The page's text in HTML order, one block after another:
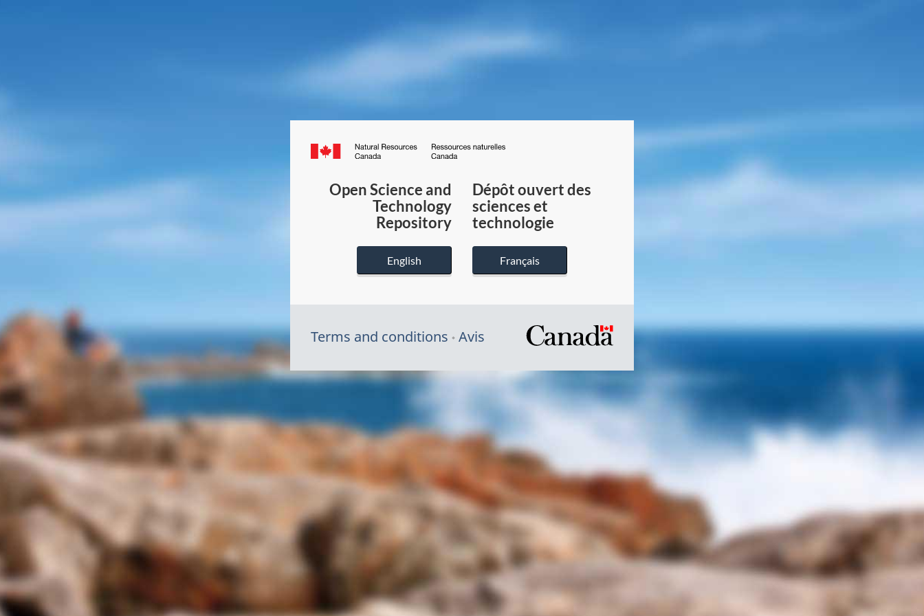
Canada.ca
du
Canada
Open Science and
Technology
Repository
English
Dépôt ouvert des
sciences et
technologie
Français
Terms and conditions Avis
/
gouvernement